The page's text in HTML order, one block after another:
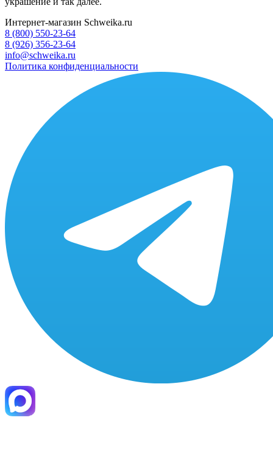
Интернет-магазин Schweika.ru
8 (800) 550-23-64
8 (926) 356-23-64
info@schweika.ru
Политика конфиденциальности